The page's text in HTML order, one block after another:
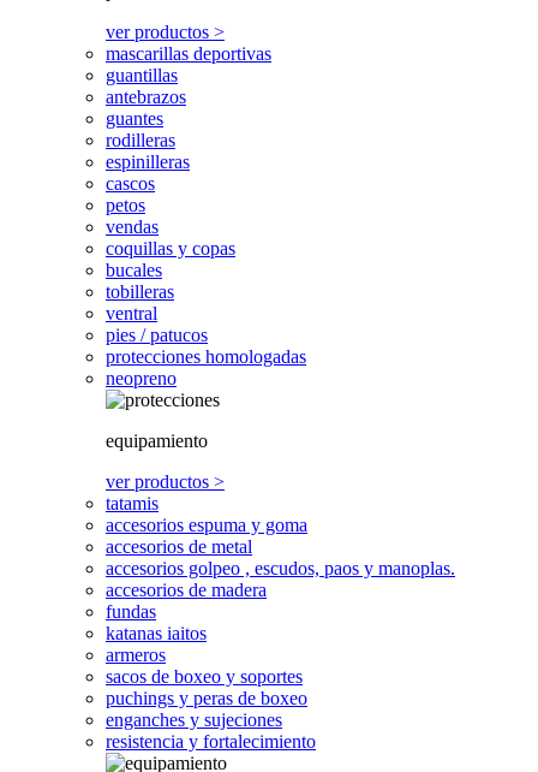
ver productos >
mascarillas deportivas
guantillas
antebrazos
guantes
rodilleras
espinilleras
cascos
petos
vendas
coquillas y copas
bucales
tobilleras
ventral
pies / patucos
protecciones homologadas
neopreno
equipamiento
ver productos >
tatamis
accesorios espuma y goma
accesorios de metal
accesorios golpeo , escudos, paos y manoplas.
accesorios de madera
fundas
katanas iaitos
armeros
sacos de boxeo y soportes
puchings y peras de boxeo
enganches y sujeciones
resistencia y fortalecimiento